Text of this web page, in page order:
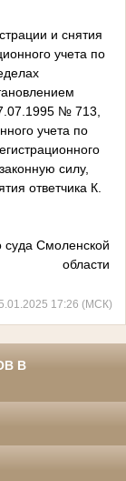
и снятия
учета по
№ 713,
учета по
силу,
ответчика К.
суда Смоленской
области
17:26 (МСК)
В